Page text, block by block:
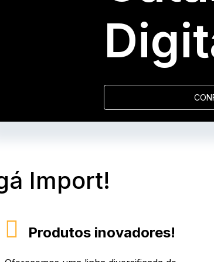
Import!
Produtos inovadores!